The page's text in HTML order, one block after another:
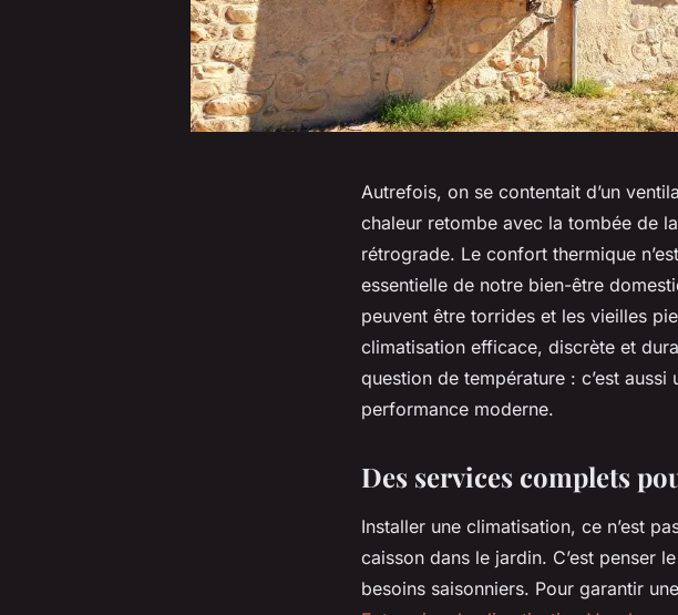
Autrefois, on se contentait d’un
chaleur retombe avec la tombée de
rétrograde. Le confort thermique
essentielle de notre bien-être
peuvent être torrides et les vieilles
climatisation efficace, discrète et
question de température : c’est
performance moderne.
Des services complets
Installer une climatisation, ce n’est
caisson dans le jardin. C’est penser
besoins saisonniers. Pour garantir